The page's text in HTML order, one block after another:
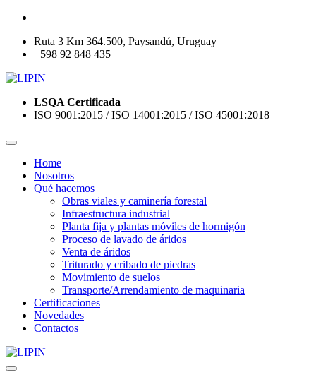
Ruta 3 Km 364.500, Paysandú, Uruguay
+598 92 848 435
LSQA Certificada
ISO 9001:2015 / ISO 14001:2015 / ISO 45001:2018
Home
Nosotros
Qué hacemos
Obras viales y caminería forestal
Infraestructura industrial
Planta fija y plantas móviles de hormigón
Proceso de lavado de áridos
Venta de áridos
Triturado y cribado de piedras
Movimiento de suelos
Transporte/Arrendamiento de maquinaria
Certificaciones
Novedades
Contactos